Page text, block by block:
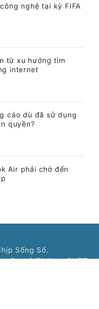
nghệ tại kỳ FIFA
từ xu hướng tìm
internet
cáo dù đã sử dụng
quyền?
Air phải chờ đến
Sống Số.
mềm và Dịch vụ CNTT